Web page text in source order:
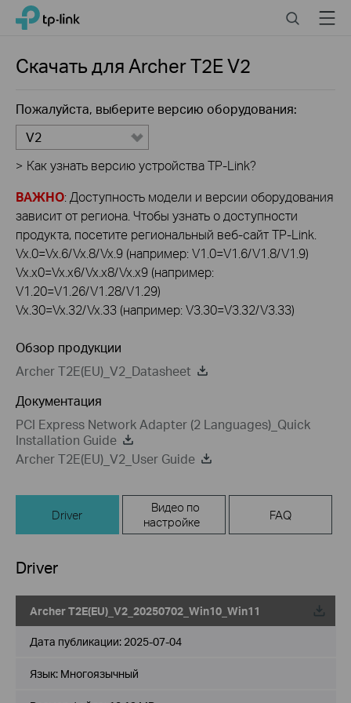
Click
navigation
TP-Link, Reliably Smart SearchMenu
Скачать дляArcher T2EV2
Пожалуйста, выберите версию оборудования:
V2
> Как узнать версию устройства TP-Link?
ВАЖНО: Доступность модели и версии оборудования
зависит от региона. Чтобы узнать о доступности
продукта, посетите региональный веб-сайт TP-Link.
Vx.0=Vx.6/Vx.8/Vx.9 (например: V1.0=V1.6/V1.8/V1.9)
Vx.x0=Vx.x6/Vx.x8/Vx.x9 (например:
V1.20=V1.26/V1.28/V1.29)
Vx.30=Vx.32/Vx.33 (например: V3.30=V3.32/V3.33)
Обзор продукции
Archer T2E(EU)_V2_Datasheet
Документация
PCI Express Network Adapter (2 Languages)_Quick
Installation Guide
Archer T2E(EU)_V2_User Guide
Driver
Видео по
настройке
FAQ
Driver
Archer T2E(EU)_V2_20250702_Win10_Win11
Дата публикации: 2025-07-04
Язык: Многоязычный